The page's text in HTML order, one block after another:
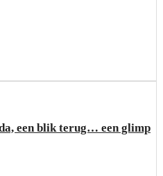
een blik terug… een glimp